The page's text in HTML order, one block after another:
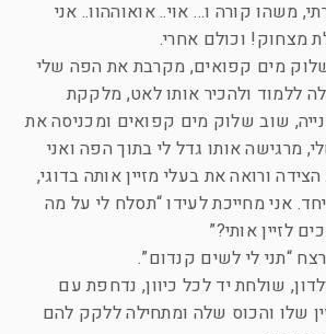
משהו קורה ו… אוי.. אואוההוו.. אני
מצחוק! וכולם אחרי.
מים קפואים, מקרבת את הפה שלי
ללמוד ולהכיר אותו לאט, מלקקת
שוב שלוק מים קפואים ומכניסה את
מרגישה אותו גדל לי בתוך הפה ואני
ורואה את בעלי מזיין אותה בדוגי,
אני מחייכת לעידו “תסלח לי על מה
לזיין אותי?”
“תני לי לשים קנדום”.
שולחת יד לכל כיוון, נדחפת עם
שלו והכוס שלה ומתחילה ללקק להם